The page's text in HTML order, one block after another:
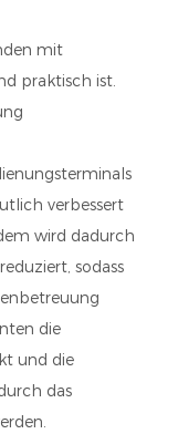
mit
praktisch ist.
verbessert
wird dadurch
sodass
die
und die
das